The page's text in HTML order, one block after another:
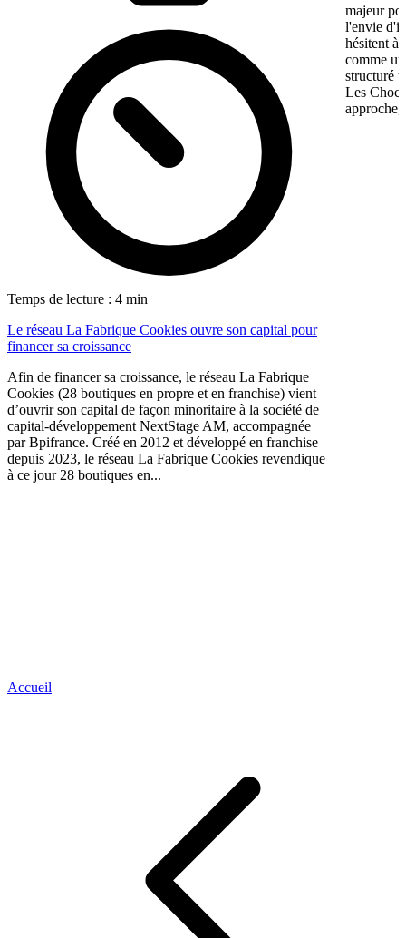
Temps de lecture : 4 min
Le réseau La Fabrique Cookies ouvre son capital pour
financer sa croissance
Afin de financer sa croissance, le réseau La Fabrique
Cookies (28 boutiques en propre et en franchise) vient
d’ouvrir son capital de façon minoritaire à la société de
capital-développement NextStage AM, accompagnée
par Bpifrance. Créé en 2012 et développé en franchise
depuis 2023, le réseau La Fabrique Cookies revendique
à ce jour 28 boutiques en...
majeur
l'envie
hésitent à
comme
structuré
Les
approche,
Accueil